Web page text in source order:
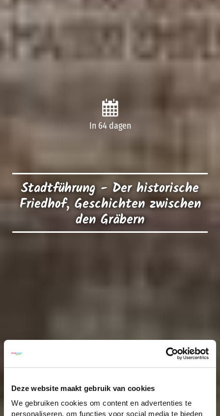
Deze website maakt gebruik van cookies
We gebruiken cookies om content en advertenties te
personaliseren, om functies voor social media te bieden
In 64 dagen
Stadtführung - Der historische
Friedhof, Geschichten zwischen
den Gräbern